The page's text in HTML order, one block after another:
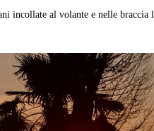
al volante e nelle braccia